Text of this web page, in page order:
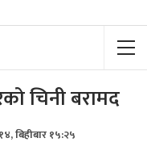
चिनी बरामद
बिहीबार १५:२५